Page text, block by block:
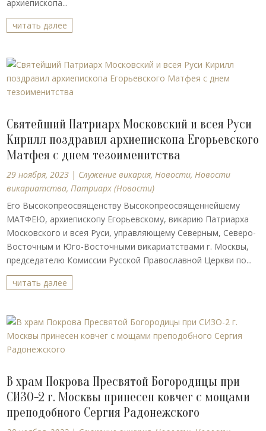
архиепископа...
читать далее
Святейший Патриарх Московский и всея Руси
Кирилл поздравил архиепископа Егорьевского
Матфея с днем тезоименитства
29 ноября, 2023 | Cлужение викария,Новости,Новости
викариатства,Патриарх (Новости)
Его Высокопреосвященству Высокопреосвященнейшему
МАТФЕЮ, архиепископу Егорьевскому, викарию Патриарха
Московского и всея Руси, управляющему Северным, Северо-
Восточным и Юго-Восточными викариатствами г. Москвы,
председателю Комиссии Русской Православной Церкви по...
читать далее
В храм Покрова Пресвятой Богородицы при
СИЗО-2 г. Москвы принесен ковчег с мощами
преподобного Сергия Радонежского